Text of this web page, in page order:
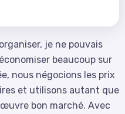
je ne pouvais
beaucoup sur
nous négocions les prix
et utilisons autant que
bon marché. Avec